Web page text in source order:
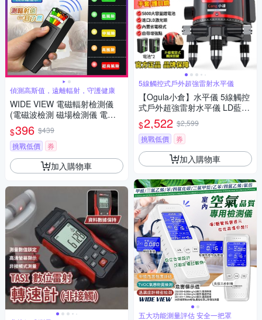
偵測高斯值，遠離輻射，守護健康
WIDE VIEW 電磁輻射檢測儀
(電磁波檢測 磁場檢測儀 電磁
波測試儀 電磁波感應器 電磁感
應/K2)
$396 $439
挑戰低價
券
加入購物車
5線觸控式戶外超強雷射水平儀
【Ogula小倉】水平儀 5線觸控
式戶外超強雷射水平儀 LD藍光
高精度投線儀紅外線室外裝修
自動打斜線（保固兩年 售後無
憂）
$2,522 $2,599
挑戰低價
券
加入購物車
五大功能測量評估 安全一把罩